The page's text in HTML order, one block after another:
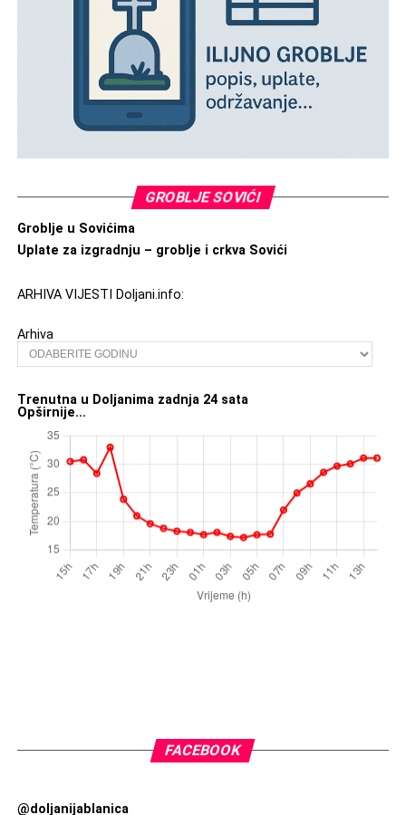
GROBLJE SOVIĆI
Groblje u Sovićima
Uplate za izgradnju – groblje i crkva Sovići
ARHIVA VIJESTI Doljani.info:
Arhiva
Trenutna u Doljanima zadnja 24 sata
Opširnije...
FACEBOOK
@doljanijablanica